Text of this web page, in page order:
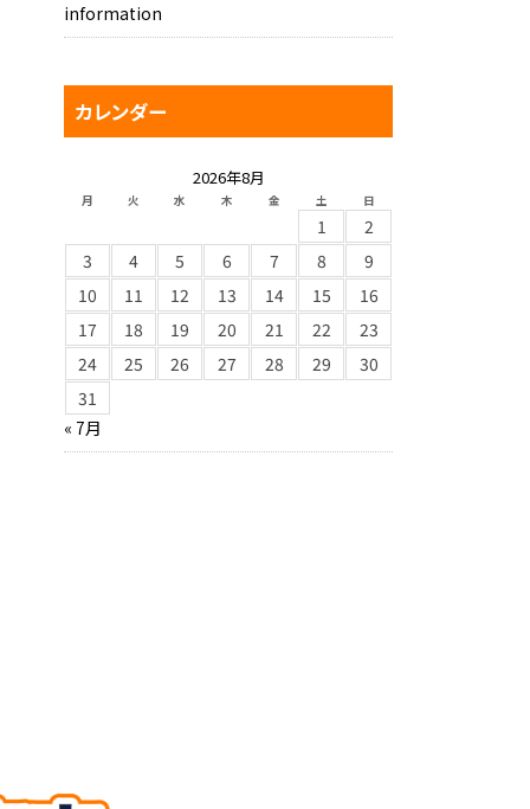
information
カレンダー
2026年8月
月 火 水 木 金 土 日
1
2
3
4 5 6 7 8
9
10
11 12 13 14 15
16
17
18 19 20 21 22
23
24
25 26 27 28 29
30
31
« 7月